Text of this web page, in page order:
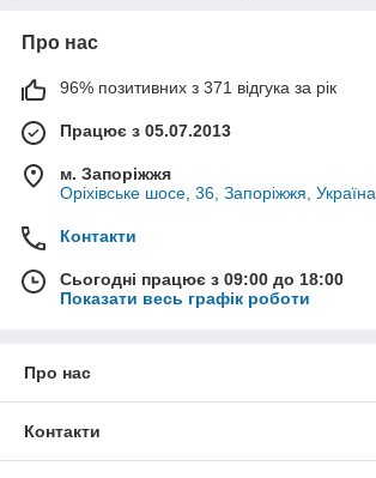
Про нас
96% позитивних з 371 відгука за рік
Працює з 05.07.2013
м. Запоріжжя
Оріхівське шосе, 36, Запоріжжя, Україна
Контакти
Сьогодні працює з 09:00 до 18:00
Показати весь графік роботи
Про нас
Контакти